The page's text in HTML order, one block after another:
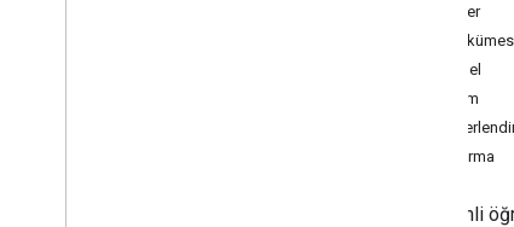
Veriler
Veri
Model
Eğitim
Çıkarma
Gözetimli